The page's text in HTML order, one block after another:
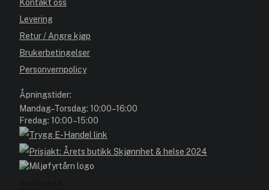
Kontakt oss
Levering
Retur / Angre kjøp
Brukerbetingelser
Personvernpolicy
Åpningstider:
Mandag–Torsdag: 10:00–16:00
Fredag: 10:00–15:00